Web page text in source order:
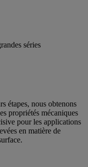
séries
étapes, nous obtenons
propriétés mécaniques
pour les applications
en matière de